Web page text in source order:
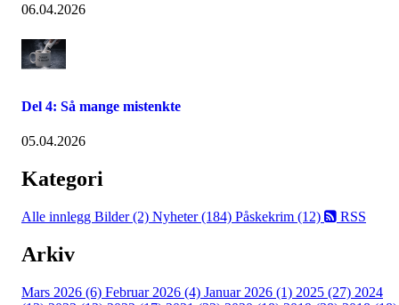
06.04.2026
Del 4: Så mange mistenkte
05.04.2026
Kategori
Alle innlegg Bilder (2) Nyheter (184) Påskekrim (12) RSS
Arkiv
Mars 2026 (6) Februar 2026 (4) Januar 2026 (1) 2025 (27) 2024